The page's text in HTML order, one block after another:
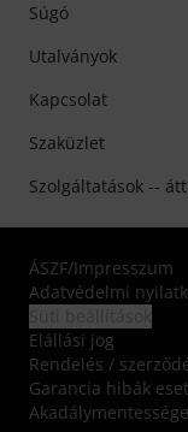
Súgó
Utalványok
Kapcsolat
Szaküzlet
Szolgáltatások --
ÁSZF/Impresszum
Adatvédelmi
Elállási jog
Rendelés /
Garancia hibák